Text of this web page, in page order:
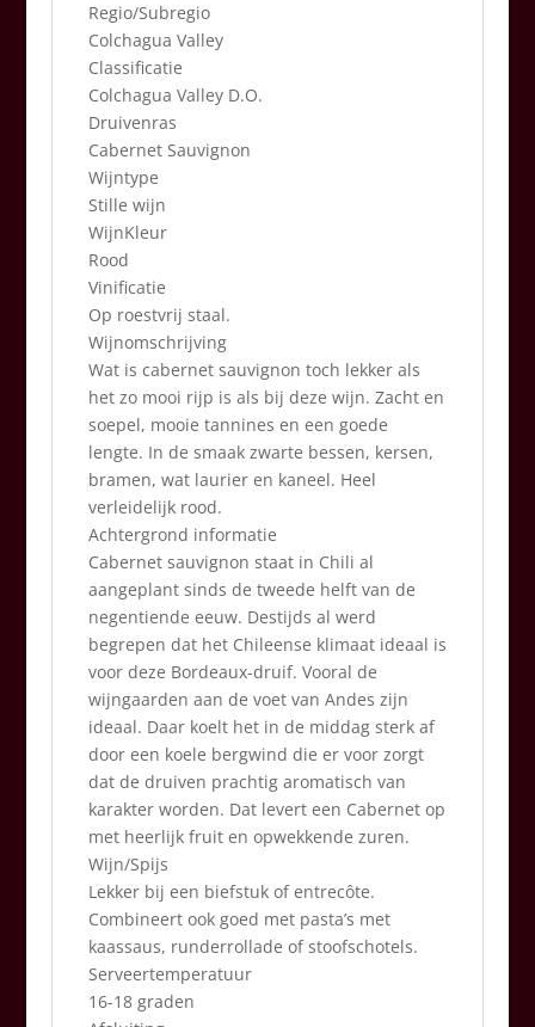
Regio/Subregio
Colchagua Valley
Classificatie
Colchagua Valley D.O.
Druivenras
Cabernet Sauvignon
Wijntype
Stille wijn
WijnKleur
Rood
Vinificatie
Op roestvrij staal.
Wijnomschrijving
Wat is cabernet sauvignon toch lekker als
het zo mooi rijp is als bij deze wijn. Zacht en
soepel, mooie tannines en een goede
lengte. In de smaak zwarte bessen, kersen,
bramen, wat laurier en kaneel. Heel
verleidelijk rood.
Achtergrond informatie
Cabernet sauvignon staat in Chili al
aangeplant sinds de tweede helft van de
negentiende eeuw. Destijds al werd
begrepen dat het Chileense klimaat ideaal is
voor deze Bordeaux-druif. Vooral de
wijngaarden aan de voet van Andes zijn
ideaal. Daar koelt het in de middag sterk af
door een koele bergwind die er voor zorgt
dat de druiven prachtig aromatisch van
karakter worden. Dat levert een Cabernet op
met heerlijk fruit en opwekkende zuren.
Wijn/Spijs
Lekker bij een biefstuk of entrecôte.
Combineert ook goed met pasta’s met
kaassaus, runderrollade of stoofschotels.
Serveertemperatuur
16-18 graden